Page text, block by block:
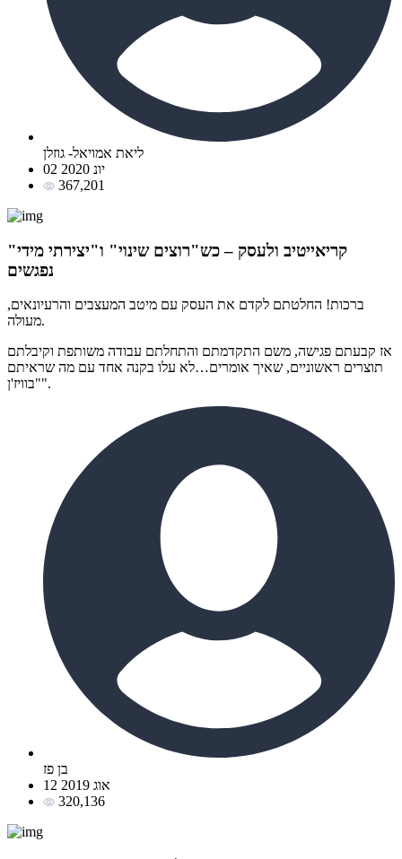
ליאת אמויאל- גוזלן
02 יונ 2020
367,201
קריאייטיב ולעסק – כש"רוצים שינוי" ו"יצירתי מידי"
נפגשים
ברכות! החלטתם לקדם את העסק עם מיטב המעצבים והרעיונאים,
מעולה.
אז קבעתם פגישה, משם התקדמתם והתחלתם עבודה משותפת וקיבלתם
תוצרים ראשוניים, שאיך אומרים…לא עלו בקנה אחד עם מה שראיתם
"בוויז'ן".
בן פז
12 אוג 2019
320,136